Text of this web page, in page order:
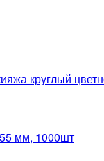
круглый
мм, 1000шт